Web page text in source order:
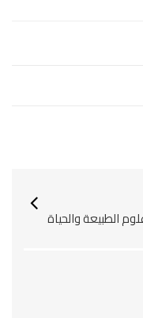
الطبيعة والحياة